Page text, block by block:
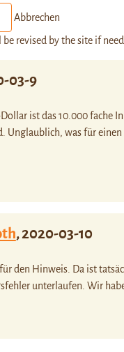
Abbrechen
revised by the site if
03-9
ist das 10.000 fache
Unglaublich, was für einen
,2020-03-10
den Hinweis. Da ist
unterlaufen. Wir